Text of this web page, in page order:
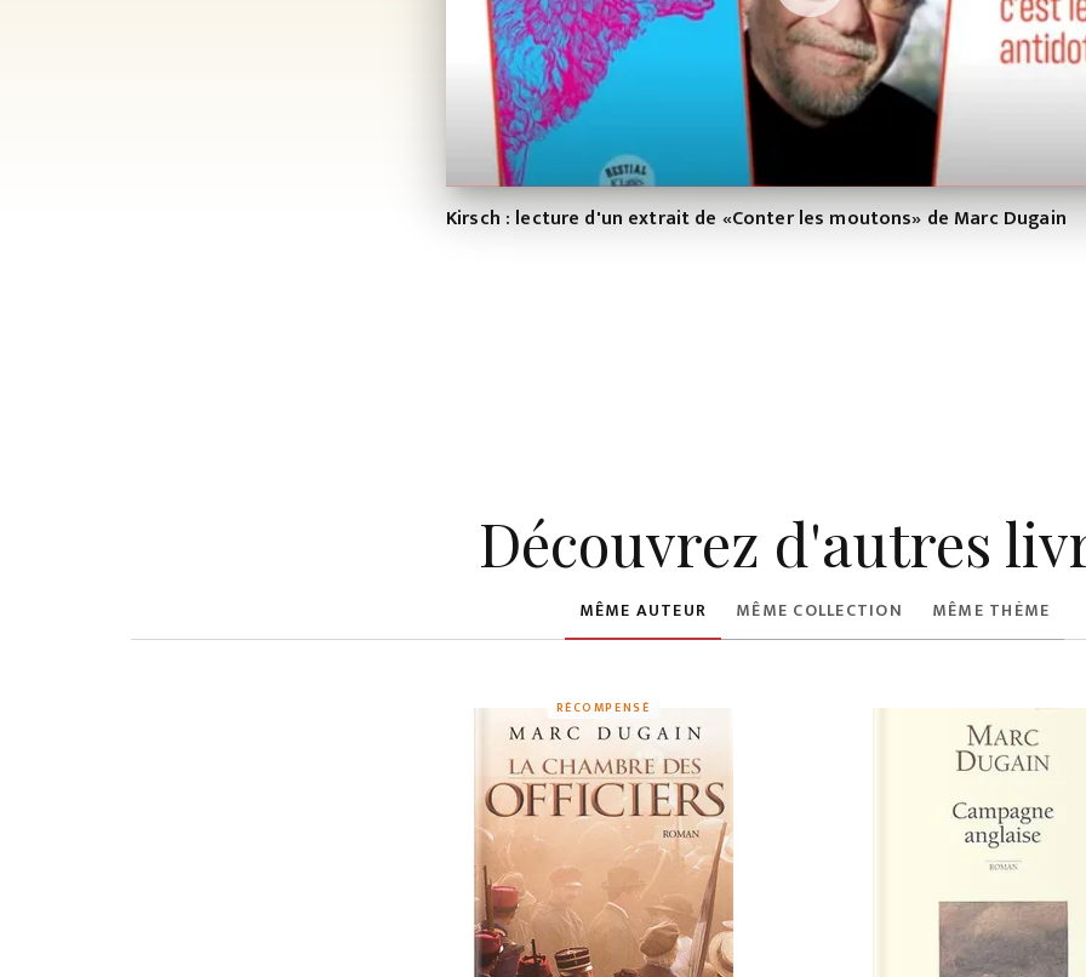
Kirsch : lecture d'un extrait de «Conter les moutons» de Marc Dugain
Découvrez d'autres
MÊME AUTEUR MÊME COLLECTION MÊME THÈME
RÉCOMPENSÉ